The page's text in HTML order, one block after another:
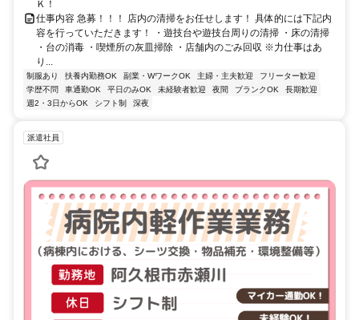
Ｋ！
仕事内容 急募！！！ 店内の清掃をお任せします！ 具体的には下記内
容を行っていただきます！ ・遊技台や遊技台周りの清掃 ・床の清掃
・台の消毒 ・喫煙所の灰皿掃除 ・店舗内のごみ回収 ※力仕事はあ
り...
制服あり 扶養内勤務OK 副業・WワークOK 主婦・主夫歓迎
フリーター歓迎
学歴不問
車通勤OK 平日のみOK 未経験者歓迎 夜間 ブランクOK
長期歓迎
週2・3日からOK
シフト制 深夜
派遣社員